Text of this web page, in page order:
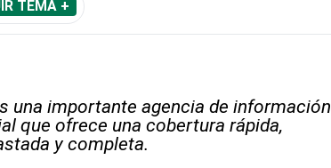
TEMA +
una importante agencia de información
que ofrece una cobertura rápida,
y completa.